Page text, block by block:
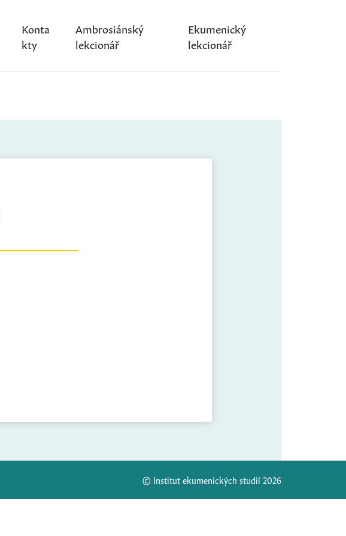
Konta
kty
Ambrosiánský
lekcionář
Ekumenický
lekcionář
© Institut ekumenických studií 2026